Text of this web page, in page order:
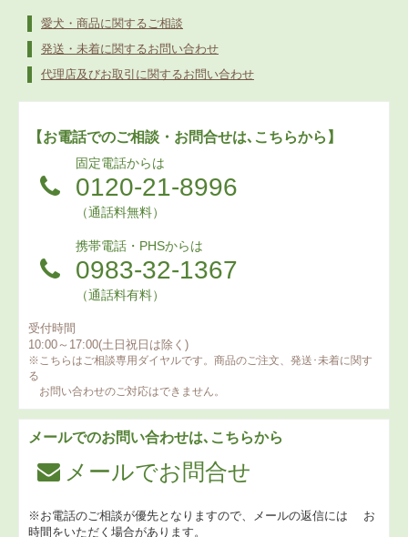
愛犬・商品に関するご相談
発送・未着に関するお問い合わせ
代理店及びお取引に関するお問い合わせ
【お電話でのご相談・お問合せは､こちらから】
固定電話からは
0120-21-8996
（通話料無料）
携帯電話・PHSからは
0983-32-1367
（通話料有料）
受付時間
10:00～17:00(土日祝日は除く)
※こちらはご相談専用ダイヤルです。商品のご注文、発送･未着に関す
る
お問い合わせのご対応はできません。
メールでのお問い合わせは､こちらから
メールでお問合せ
※お電話のご相談が優先となりますので、メールの返信には お
時間をいただく場合があります。